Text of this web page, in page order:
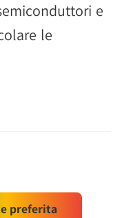
e
le
preferita